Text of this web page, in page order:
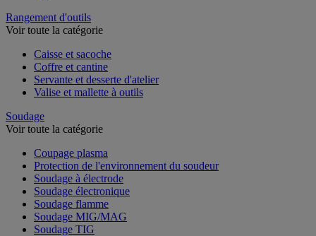
Rangement d'outils
Voir toute la catégorie
Caisse et sacoche
Coffre et cantine
Servante et desserte d'atelier
Valise et mallette à outils
Soudage
Voir toute la catégorie
Coupage plasma
Protection de l'environnement du soudeur
Soudage à électrode
Soudage électronique
Soudage flamme
Soudage MIG/MAG
Soudage TIG